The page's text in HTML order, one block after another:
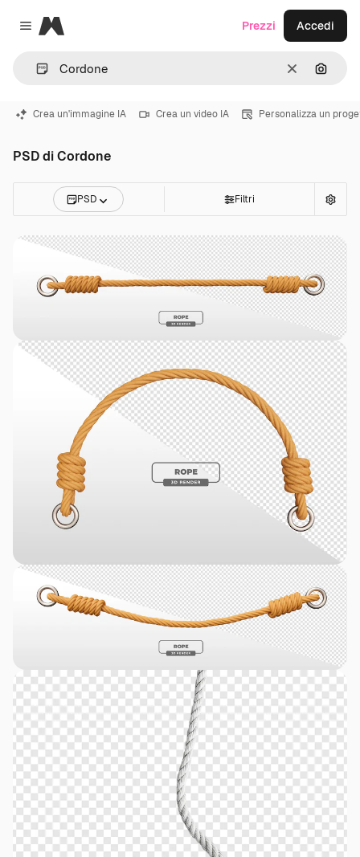
Close menu
Magnific
CancellaCerca
Prezzi Accedi
Crea un'immagine IA Crea un video IA Personalizza un
PSD di Cordone
PSD Filtri